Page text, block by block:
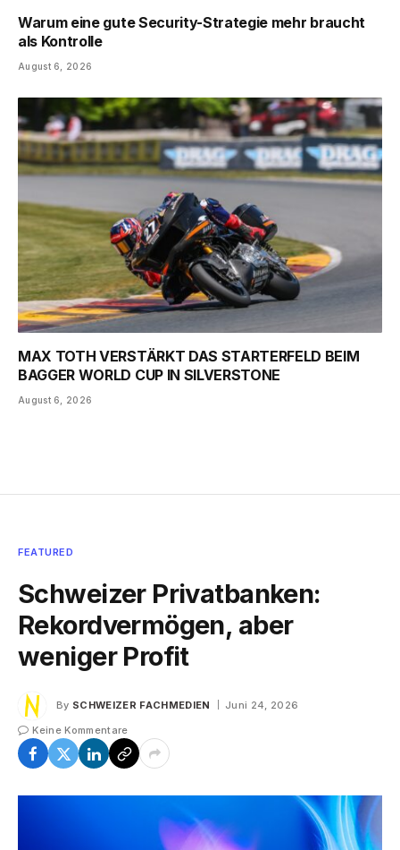
Warum eine gute Security-Strategie mehr braucht
als Kontrolle
August 6, 2026
MAX TOTH VERSTÄRKT DAS STARTERFELD BEIM
BAGGER WORLD CUP IN SILVERSTONE
August 6, 2026
FEATURED
Schweizer Privatbanken:
Rekordvermögen, aber
weniger Profit
By SCHWEIZER FACHMEDIEN
Juni 24, 2026
Keine Kommentare